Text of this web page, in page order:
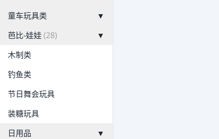
童车玩具类
▼
芭比-娃娃 (28)
▼
木制类
钓鱼类
节日舞会玩具
装糖玩具
日用品
▼